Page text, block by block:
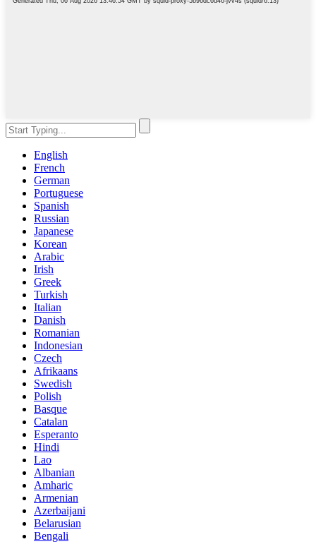
English
French
German
Portuguese
Spanish
Russian
Japanese
Korean
Arabic
Irish
Greek
Turkish
Italian
Danish
Romanian
Indonesian
Czech
Afrikaans
Swedish
Polish
Basque
Catalan
Esperanto
Hindi
Lao
Albanian
Amharic
Armenian
Azerbaijani
Belarusian
Bengali